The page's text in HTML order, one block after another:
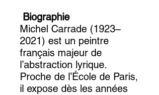
Biographie
Michel Carrade (1923–
2021) est un peintre
français majeur de
l’abstraction lyrique.
Proche de l’École de Paris,
il expose dès les années